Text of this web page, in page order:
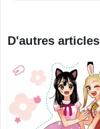
D'autres articles